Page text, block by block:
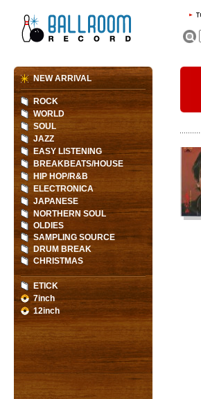
NEW ARRIVAL
ROCK
WORLD
SOUL
JAZZ
EASY LISTENING
BREAKBEATS/HOUSE
HIP HOP/R&B
ELECTRONICA
JAPANESE
NORTHERN SOUL
OLDIES
SAMPLING SOURCE
DRUM BREAK
CHRISTMAS
ETICK
7inch
12inch